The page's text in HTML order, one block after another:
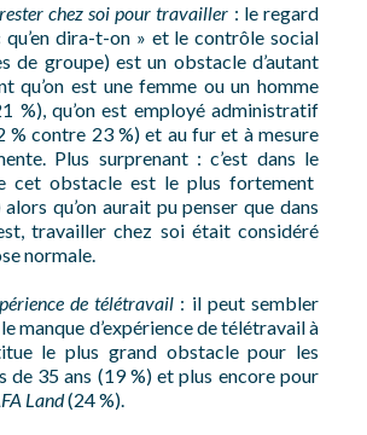
chez soi pour travailler : le regard
qu’en dira-t-on » et le contrôle social
de groupe) est un obstacle d’autant
qu’on est une femme ou un homme
%), qu’on est employé administratif
% contre 23 %) et au fur et à mesure
Plus surprenant : c’est dans le
cet obstacle est le plus fortement
qu’on aurait pu penser que dans
travailler chez soi était considéré
normale.
de télétravail : il peut sembler
manque d’expérience de télétravail à
le plus grand obstacle pour les
de 35 ans (19 %) et plus encore pour
Land(24 %).